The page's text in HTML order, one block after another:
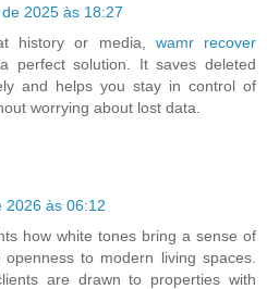
2025 às 18:27
history or media, wamr recover
perfect solution. It saves deleted
and helps you stay in control of
worrying about lost data.
2026 às 06:12
how white tones bring a sense of
to modern living spaces.
are drawn to properties with